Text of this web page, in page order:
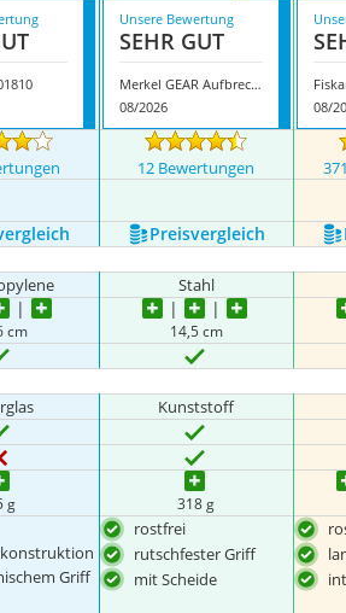
Unsere Bewertung
SEHR GUT
Merkel GEAR Aufbrechsäge
08/2026
08/
12 Bewertungen
Preis­vergleich
Stahl
cm 14,5 cm
Kunststoff
g 318 g
Griff
rostfrei
rutschfester Griff
mit Scheide